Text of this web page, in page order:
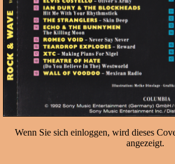
Wenn Sie sich einloggen, wird dieses
angezeigt.